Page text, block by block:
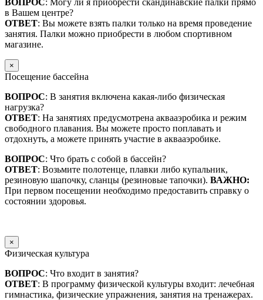
в Вашем центре?
ОТВЕТ: Вы можете взять палки только на время проведение
занятия. Палки можно приобрести в любом спортивном
магазине.
×
Посещение бассейна
ВОПРОС: В занятия включена какая-либо физическая
нагрузка?
ОТВЕТ: На занятиях предусмотрена аквааэробика и режим
свободного плавания. Вы можете просто поплавать и
отдохнуть, а можете принять участие в аквааэробике.
ВОПРОС: Что брать с собой в бассейн?
ОТВЕТ: Возьмите полотенце, плавки либо купальник,
резиновую шапочку, сланцы (резиновые тапочки). ВАЖНО:
При первом посещении необходимо предоставить справку о
состоянии здоровья.
×
Физическая культура
ВОПРОС: Что входит в занятия?
ОТВЕТ: В программу физической культуры входит: лечебная
гимнастика, физические упражнения, занятия на тренажерах.